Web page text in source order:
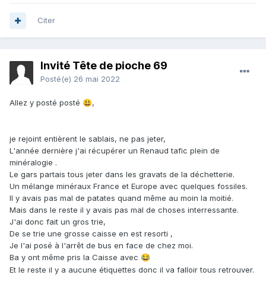
Citer
Invité Tête de pioche 69
Posté(e) 26 mai 2022
Allez y posté posté 😃,
je rejoint entièrent le sablais, ne pas jeter,
L'année dernière j'ai récupérer un Renaud tafic plein de
minéralogie .
Le gars partais tous jeter dans les gravats de la déchetterie.
Un mélange minéraux France et Europe avec quelques fossiles.
Il y avais pas mal de patates quand même au moin la moitié.
Mais dans le reste il y avais pas mal de choses interressante.
J'ai donc fait un gros trie,
De se trie une grosse caisse en est resorti ,
Je l'ai posé à l'arrêt de bus en face de chez moi.
Ba y ont même pris la Caisse avec 😂
Et le reste il y a aucune étiquettes donc il va falloir tous retrouver.